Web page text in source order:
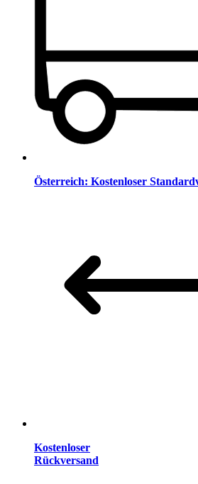
Österreich: Kostenloser
Kostenloser
Rückversand